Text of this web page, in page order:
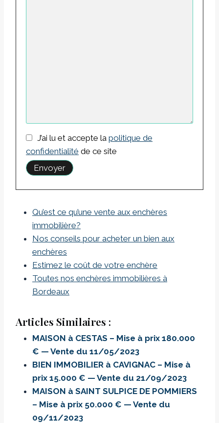
J’ai lu et accepte la politique de
confidentialité de ce site
Qu’est ce qu’une vente aux enchères
immobilière?
Nos conseils pour acheter un bien aux
enchères
Estimez le coût de votre enchère
Toutes nos enchères immobilières à
Bordeaux
Articles Similaires :
MAISON à CESTAS – Mise à prix 180.000
€ — Vente du 11/05/2023
BIEN IMMOBILIER à CAVIGNAC – Mise à
prix 15.000 € — Vente du 21/09/2023
MAISON à SAINT SULPICE DE POMMIERS
– Mise à prix 50.000 € — Vente du
09/11/2023